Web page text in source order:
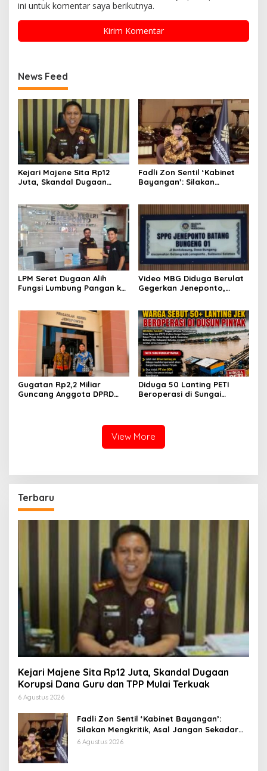
ini untuk komentar saya berikutnya.
News Feed
Kejari Majene Sita Rp12
Juta, Skandal Dugaan
Fadli Zon Sentil ‘Kabinet
Bayangan’: Silakan
LPM Seret Dugaan Alih
Fungsi Lumbung Pangan ke
Bongkar Seluruh Dokumen
Video MBG Diduga Berulat
Gegerkan Jeneponto,
Gugatan Rp2,2 Miliar
Guncang Anggota DPRD
Diduga 50 Lanting PETI
Beroperasi di Sungai
View More
Terbaru
Kejari Majene Sita Rp12 Juta, Skandal Dugaan
Korupsi Dana Guru dan TPP Mulai Terkuak
6 Agustus 2026
Fadli Zon Sentil ‘Kabinet Bayangan’:
Silakan Mengkritik, Asal Jangan Sekadar
Bayangan
6 Agustus 2026